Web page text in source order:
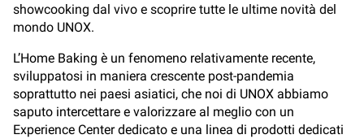
showcooking dal vivo e scoprire tutte le ultime novità del
mondo UNOX.
L’Home Baking è un fenomeno relativamente recente,
sviluppatosi in maniera crescente post-pandemia
soprattutto nei paesi asiatici, che noi di UNOX abbiamo
saputo intercettare e valorizzare al meglio con un
Experience Center dedicato e una linea di prodotti dedicati